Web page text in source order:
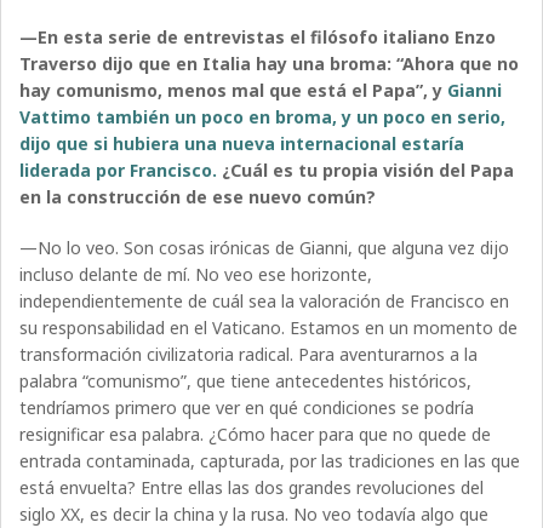
—En esta serie de entrevistas el filósofo italiano Enzo
Traverso dijo que en Italia hay una broma: “Ahora que no
hay comunismo, menos mal que está el Papa”, y Gianni
Vattimo también un poco en broma, y un poco en serio,
dijo que si hubiera una nueva internacional estaría
liderada por Francisco. ¿Cuál es tu propia visión del Papa
en la construcción de ese nuevo común?
—No lo veo. Son cosas irónicas de Gianni, que alguna vez dijo
incluso delante de mí. No veo ese horizonte,
independientemente de cuál sea la valoración de Francisco en
su responsabilidad en el Vaticano. Estamos en un momento de
transformación civilizatoria radical. Para aventurarnos a la
palabra “comunismo”, que tiene antecedentes históricos,
tendríamos primero que ver en qué condiciones se podría
resignificar esa palabra. ¿Cómo hacer para que no quede de
entrada contaminada, capturada, por las tradiciones en las que
está envuelta? Entre ellas las dos grandes revoluciones del
siglo XX, es decir la china y la rusa. No veo todavía algo que